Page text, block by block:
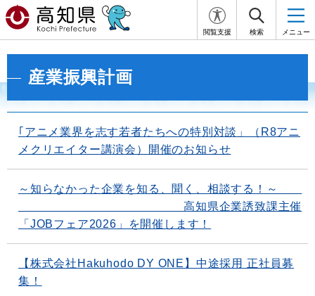
閲覧支援 検索 メニュー
産業振興計画
｢アニメ業界を志す若者たちへの特別対談」（R8アニ
メクリエイター講演会）開催のお知らせ
～知らなかった企業を知る、聞く、相談する！～
高知県企業誘致課主催
「JOBフェア2026」を開催します！
【株式会社Hakuhodo DY ONE】中途採用 正社員募
集！